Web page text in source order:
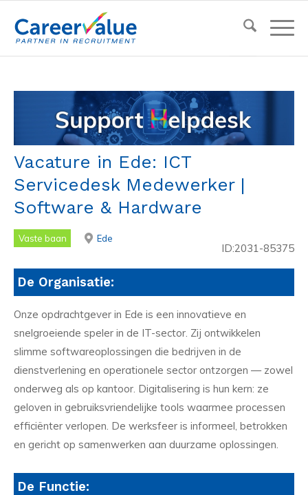
Vacature in Ede: ICT
Servicedesk Medewerker |
Software & Hardware
Vaste baan Ede
ID:2031-85375
De Organisatie:
Onze opdrachtgever in Ede is een innovatieve en
snelgroeiende speler in de IT-sector. Zij ontwikkelen
slimme softwareoplossingen die bedrijven in de
dienstverlening en operationele sector ontzorgen — zowel
onderweg als op kantoor. Digitalisering is hun kern: ze
geloven in gebruiksvriendelijke tools waarmee processen
efficiënter verlopen. De werksfeer is informeel, betrokken
en gericht op samenwerken aan duurzame oplossingen.
De Functie: